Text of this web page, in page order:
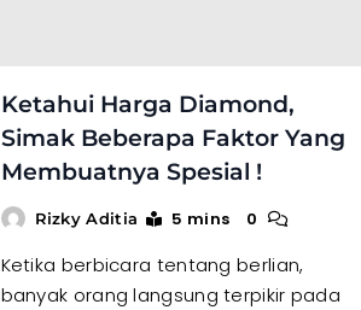
Ketahui Harga Diamond,
Simak Beberapa Faktor Yang
Membuatnya Spesial !
Rizky Aditia 5 mins 0
Ketika berbicara tentang berlian,
banyak orang langsung terpikir pada